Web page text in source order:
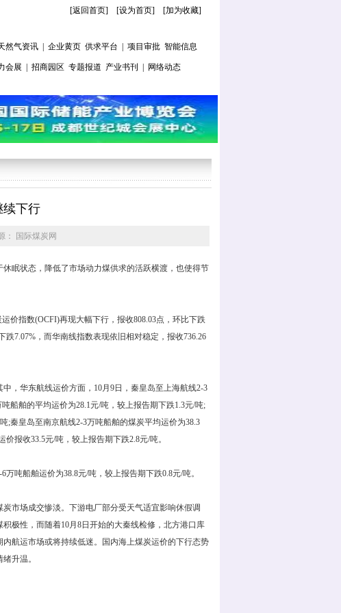
[返回首页] [设为首页] [加为收藏]
然气资讯 企业黄页 供求平台 项目审批 智能信息
会展 招商园区 专题报道 产业书刊 网络动态
续下行
： 国际煤炭网
眠状态，降低了市场动力煤供求的活跃横渡，也使得节
指数(OCFI)再现大幅下行，报收808.03点，环比下跌
7.07%，而华南线指数表现依旧相对稳定，报收736.26
华东航线运价方面，10月9日，秦皇岛至上海航线2-3
船舶的平均运价为28.1元/吨，较上报告期下跌1.3元/吨;
;秦皇岛至南京航线2-3万吨船舶的煤炭平均运价为38.3
报收33.5元/吨，较上报告期下跌2.8元/吨。
船舶运价为38.8元/吨，较上报告期下跌0.8元/吨。
场成交惨淡。下游电厂部分受天气适宜影响休假调
极性，而随着10月8日开始的大秦线检修，北方港口库
航运市场或将持续低迷。国内海上煤炭运价的下行态势
升温。